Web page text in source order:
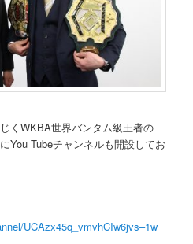
くWKBA世界バンタム級王者の
You Tubeチャンネルも開設してお
UCAzx45q_vmvhCIw6jvs–1w